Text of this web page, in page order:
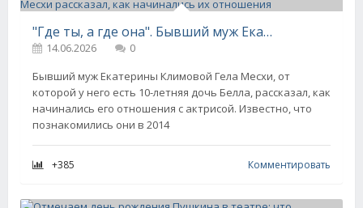
"Где ты, а где она". Бывший муж Екатерины Климовой Гела Месхи рассказал, как начинались их отношения
14.06.2026
0
Бывший муж Екатерины Климовой Гела Месхи, от
которой у него есть 10-летняя дочь Белла, рассказал, как
начинались его отношения с актрисой. Известно, что
познакомились они в 2014
+385 Комментировать